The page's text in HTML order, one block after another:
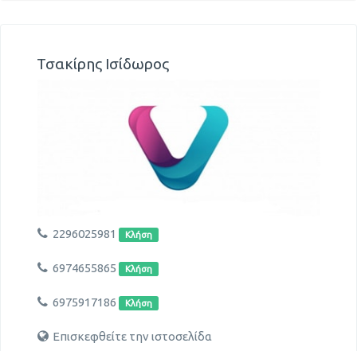
Τσακίρης Ισίδωρος
2296025981 Κλήση
6974655865 Κλήση
6975917186 Κλήση
Επισκεφθείτε την ιστοσελίδα